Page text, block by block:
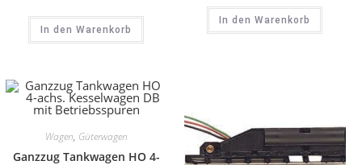
In den Warenkorb
In den Warenkorb
Wagen, Güterwagen
Ganzzug Tankwagen HO 4-